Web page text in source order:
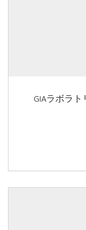
GIAラボラ